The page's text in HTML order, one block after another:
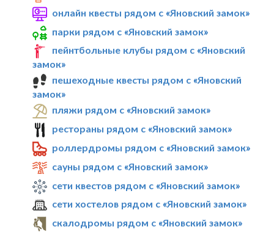
онлайн квесты рядом с «Яновский замок»
парки рядом с «Яновский замок»
пейнтбольные клубы рядом с «Яновский
замок»
пешеходные квесты рядом с «Яновский
замок»
пляжи рядом с «Яновский замок»
рестораны рядом с «Яновский замок»
роллердромы рядом с «Яновский замок»
сауны рядом с «Яновский замок»
сети квестов рядом с «Яновский замок»
сети хостелов рядом с «Яновский замок»
скалодромы рядом с «Яновский замок»